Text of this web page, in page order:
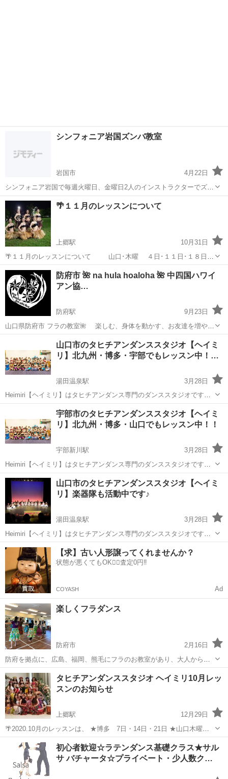
シンフォニア岩国ズンバ教室
岩国市
4月22日
シンフォニア岩国で毎週火曜日、金曜日2人のインストラクターでズン
バ教室をやっています^_^ 生徒さんは現在4〜5名です☺️レッスン場は
広いのでもっとたくさんの方に参加して欲しいです^_^ 初めての方年
齢問わず先ずは無料体験に...
山口 岩国市 ズンバ
🌴１１月のレッスンについて
上郷駅
10月31日
🌴１１月のレッスンについて 山口･木曜 ４日･１１日･１８日
山口･金曜 １２日･１９日･２６日 宇部 １２日･１９日･２
６日 体験レッスンもお受けしています。 お気軽にお問い合わせ
く...
山口 山口市 上郷駅
防府市 🌺 na hula hoaloha 🌺 中四国ハワイ
アン協…
防府駅
9月23日
山口県防府市 フラの教室🌺 楽しむ、身体を動かす、お友達を増やす
♪ 個別、少人数での体験レッスン、お気軽に お問い合わせ下さ
い。 ✨ スタジオレッスン（月2回） ※大人クラス...
防府駅
山口市のタヒチアンダンススタジオ【ヘイミ
リ】北九州・博多・宇部でもレッスン中！…
湯田温泉駅
3月28日
Heimiri【ヘイミリ】はタヒチアンダンス専門のダンススタジオです。
タヒチアンダンスの基本は楽しく踊ること・・・ 気持ちを表現し、見
ている人に何かを伝える・・・ それぞれの思いを込めて踊るのがタヒ
チアンダンスです。...
山口市 湯田温泉駅 タヒチアンダンス ヘイミリ
宇部市のタヒチアンダンススタジオ【ヘイミ
リ】北九州・博多・山口でもレッスン中！！
宇部新川駅
3月28日
Heimiri【ヘイミリ】はタヒチアンダンス専門のダンススタジオです。
タヒチアンダンスの基本は楽しく踊ること・・・ 気持ちを表現し、見
ている人に何かを伝える・・・ それぞれの思いを込めて踊るのがタヒ
チアンダンスです。...
山口 宇部市 宇部新川駅 タヒチアンダンス ヘイミリ
山口市のタヒチアンダンススタジオ【ヘイミ
リ】楽器隊も活動中です♪
湯田温泉駅
3月28日
Heimiri【ヘイミリ】はタヒチアンダンス専門のダンススタジオです。
初心者から経験者まで、一緒にタヒチアンダンスを楽しみたい生徒さ
んを募集しております。 ただ踊るだけではなく、正しい基本姿勢を重
視し、効果的な...
山口 山口市 湯田温泉駅 タヒチアンダンス
【求】古い人形譲ってくれませんか？
状態が悪くてもOK🙆‍♀️査定0円‼️
COYASH Ad
楽しくフラダンス
防府市
2月16日
防府を拠点に、広島、福岡、熊毛にフラのお教室があり、大人から子
供、女性も男性も、年齢に関係なく踊れるフラを教えています。 楽し
く、そして癒しのハワイアンをききながら、一緒に踊りましょう😄 🌺
一般クラス(女性、学生) 🌺...
山口 防府市 フラダンス
タヒチアンダンススタジオ ヘイミリ10月レッ
スンのお知らせ
上郷駅
12月29日
🌴2020.10月のレッスンは、 ★博多 7日・14日・21日 ★山口木曜
夜 1日･8日・15日･（22日ステップUP) ★山口金曜昼 2日･9日･23日
★宇部 2日･9日･23日 ★Solo...
山口 山口市 上郷駅 ダンス ヘイミリ
初心者歓迎☆ラテンダンス基礎クラス★サル
サ バチャータ☆プライベート・少人数ク…